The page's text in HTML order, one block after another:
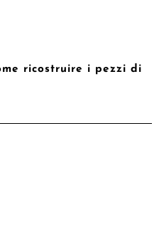
ricostruire i pezzi di